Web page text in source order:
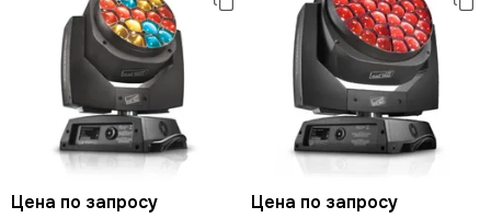
Цена по запросу Цена по запросу